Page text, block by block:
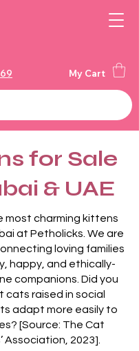
My Cart
for Sale
& UAE
most charming kittens
at Petholicks. We are
loving families
happy, and ethically-
companions. Did you
cats raised in social
adapt more easily to
[Source: The Cat
Association, 2023].